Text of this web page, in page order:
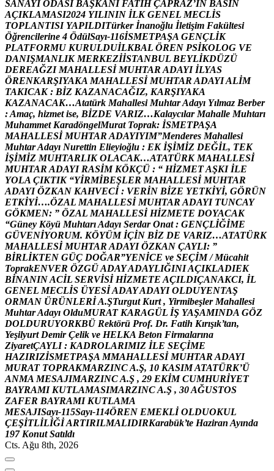
SANAYİ ODASI BAŞKANI FATİH ÇAPRAZ’IN BASIN
AÇIKLAMASI2024 YILININ İLK GENEL MECLİS
TOPLANTISI YAPILDITürker İnanoğlu İletişim Fakültesi
Öğrencilerine 4 ÖdülSayı-116İSMETPAŞA GENÇLİK
PLATFORMU KURULDUİLKBAL ÖREN PSİKOLOG VE
DANIŞMANLIK MERKEZİİSTANBUL BEYLİKDÜZÜ
DEREAĞZI MAHALLESİ MUHTAR ADAYI İLYAS
ÖRENKARŞIYAKA MAHALLESİ MUHTAR ADAYIALİM
TAKICAK : BİZ KAZANACAĞIZ, KARŞIYAKA
KAZANACAK…Atatürk Mahallesi MuhtarAdayı Yılmaz Berber
:Amaç, hizmet ise, BİZDE VARIZ…Kalaycılar Mahalle Muhtarı
Muhammet KaradöngelMurat Toprak: İSMETPAŞA
MAHALLESİ MUHTAR ADAYIYIM”Menderes Mahallesi
MuhtarAdayı Nurettin Elieyioğlu : EK İŞİMİZ DEĞİL, TEK
İŞİMİZ MUHTARLIK OLACAK…ATATÜRK MAHALLESİ
MUHTAR ADAYI RASİM KÖKÇÜ : “ HİZMETAŞKI İLE
YOLA ÇIKTIK “YİRMİBEŞLER MAHALLESİ MUHTAR
ADAYI ÖZKAN KAHVECİ : VERİN BİZE YETKİYİ, GÖRÜN
ETKİYİ….ÖZAL MAHALLESİ MUHTAR ADAYI TUNCAY
GÖKMEN: ” ÖZAL MAHALLESİ HİZMETE DOYACAK
“Güney Köyü MuhtarıAdayı Serdar Onat : GENÇLİĞİME
GÜVENİYORUM. KÖYÜM İÇİN BİZ DE VARIZ…ATATÜRK
MAHALLESİ MUHTAR ADAYI ÖZKAN ÇAYLI: ”
BİRLİKTEN GÜÇ DOĞAR”YENİCE ve SEÇİM / Mücahit
ToprakENVER ÖZGÜADAYADAYLIĞINIAÇIKLADIEK
BİNANINACİL SERVİSİ HİZMETE AÇILDIÇANAKCI, İL
GENEL MECLİS ÜYESİADAYADAYI OLDUYENTAŞ
ORMAN ÜRÜNLERİA.ŞTurgut Kurt , Yirmibeşler Mahallesi
MuhtarAdayı OlduMURAT KARAGÜL İŞ YAŞAMINDA GÖZ
DOLDURUYORKBÜ Rektörü Prof. Dr. Fatih Kırışık’tan,
Yeşilyurt Demir Çelik ve HELKA Beton Firmalarına
ZiyaretÇAYLI : KADROLARIMIZ İLE SEÇİME
HAZIRIZİSMETPAŞA MMAHALLESİ MUHTAR ADAYI
MURAT TOPRAKMARZINCA.Ş, 10 KASIMATATÜRK’Ü
ANMA MESAJIMARZINCA.Ş , 29 EKİM CUMHURİYET
BAYRAMI KUTLAMASIMARZINCA.Ş , 30AĞUSTOS
ZAFER BAYRAMI KUTLAMA
MESAJISayı-115Sayı-114ÖREN EMEKLİ OLDUOKUL
ÇEŞİTLİLİĞİARTIRILMALIDIRKarabük’te Haziran Ayında
197 Konut Satıldı
Cts. Ağu 8th, 2026